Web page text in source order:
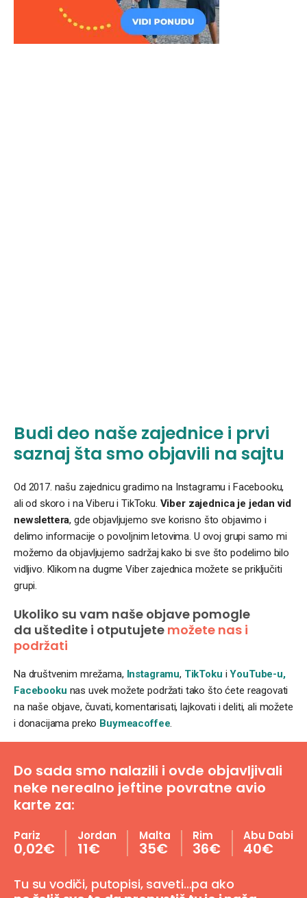
Budi deo naše zajednice i prvi
saznaj šta smo objavili na sajtu
Od 2017. našu zajednicu gradimo na Instagramu i Facebooku,
ali od skoro i na Viberu i TikToku. Viber zajednica je jedan vid
newslettera, gde objavljujemo sve korisno što objavimo i
delimo informacije o povoljnim letovima. U ovoj grupi samo mi
možemo da objavljujemo sadržaj kako bi sve što podelimo bilo
vidljivo. Klikom na dugme Viber zajednica možete se priključiti
grupi.
Ukoliko su vam naše objave pomogle
da uštedite i otputujete možete nas i
podržati
Na društvenim mrežama, Instagramu, TikToku iYouTube-u,
Facebooku nas uvek možete podržati tako što ćete reagovati
na naše objave, čuvati, komentarisati, lajkovati i deliti, ali možete
i donacijama preko Buymeacoffee.
Do sada smo nalazili i ovde objavljivali
neke nerealno jeftine povratne avio
karte za:
Pariz
0,02€
Jordan
11€
Malta
35€
Rim
36€
Abu Dabi
40€
Tu su vodiči, putopisi, saveti…pa ako